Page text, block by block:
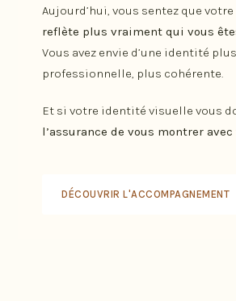
Aujourd’hui, vous sentez que
reflète plus vraiment qui vous
Vous avez envie d’une identité
professionnelle, plus cohérente.
Et si votre identité visuelle vous
l’assurance de vous montrer
DÉCOUVRIR L'ACCOMPAGNEMENT